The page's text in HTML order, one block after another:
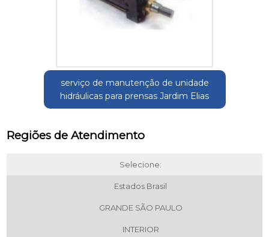
serviço de manutenção de unidade
hidráulicas para prensas Jardim Elias
Regiões de Atendimento
Selecione:
Estados Brasil
GRANDE SÃO PAULO
INTERIOR